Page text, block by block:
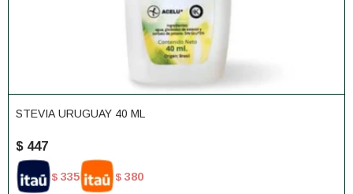
STEVIA URUGUAY 40 ML
$ 447
$ 335 $ 380